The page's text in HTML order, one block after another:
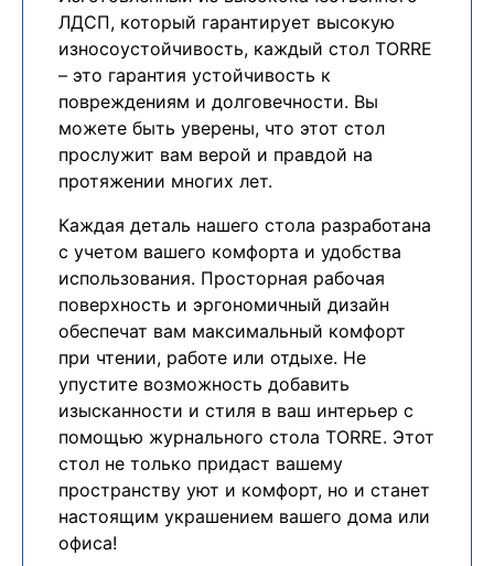
ЛДСП, который гарантирует высокую
износоустойчивость, каждый стол TORRE
– это гарантия устойчивость к
повреждениям и долговечности. Вы
можете быть уверены, что этот стол
прослужит вам верой и правдой на
протяжении многих лет.
Каждая деталь нашего стола разработана
с учетом вашего комфорта и удобства
использования. Просторная рабочая
поверхность и эргономичный дизайн
обеспечат вам максимальный комфорт
при чтении, работе или отдыхе. Не
упустите возможность добавить
изысканности и стиля в ваш интерьер с
помощью журнального стола TORRE. Этот
стол не только придаст вашему
пространству уют и комфорт, но и станет
настоящим украшением вашего дома или
офиса!